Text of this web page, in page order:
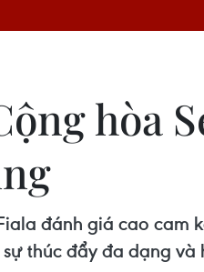
hòa
đánh giá cao
thúc đẩy đa dạng và